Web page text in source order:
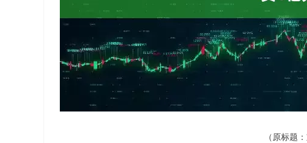
（原标题